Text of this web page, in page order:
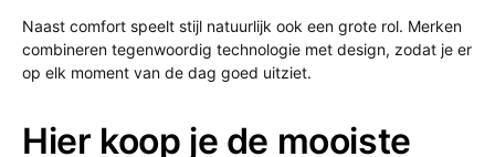
Naast comfort speelt stijl natuurlijk ook een grote rol. Merken
combineren tegenwoordig technologie met design, zodat je er
op elk moment van de dag goed uitziet.
Hier koop je de mooiste